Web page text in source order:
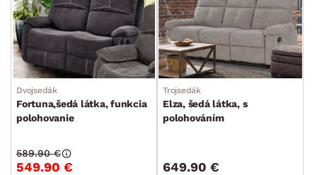
Dvojsedák
Fortuna,šedá látka, funkcia
polohovanie
549.90 €
589.90 €
Trojsedák
Elza, šedá látka, s
polohováním
649.90 €